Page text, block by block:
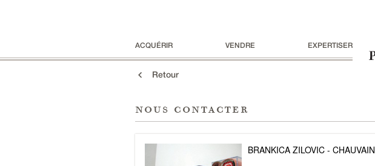
ACQUÉRIR VENDRE EXPERTISER
Retour
nous contacter
BRANKICA ZILOVIC - CHAUVAIN